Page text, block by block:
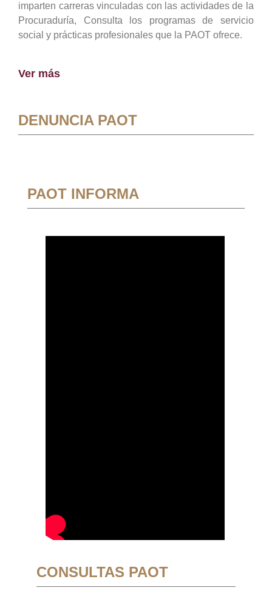
imparten carreras vinculadas con las actividades de la
Procuraduría, Consulta los programas de servicio
social y prácticas profesionales que la PAOT ofrece.
Ver más
DENUNCIA PAOT
PAOT INFORMA
CONSULTAS PAOT